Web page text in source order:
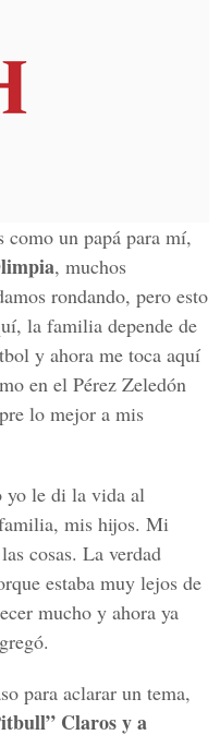
como un papá para mí,
, muchos
rondando, pero esto
la familia depende de
y ahora me toca aquí
en el Pérez Zeledón
lo mejor a mis
yo le di la vida al
mis hijos. Mi
cosas. La verdad
estaba muy lejos de
mucho y ahora ya
para aclarar un tema,
Claros y a